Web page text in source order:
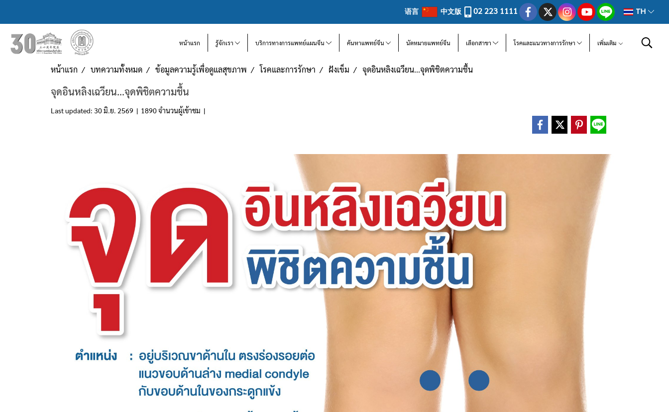
语言 中文版 02 223 1111 TH
หน้าแรก รู้จักเรา บริการทางการแพทย์แผนจีน ค้นหาแพทย์จีน นัดหมายแพทย์จีน เลือกสาขา โรคและแนวทางการรักษา เพิ่มเติม
หน้าแรก บทความทั้งหมด ข้อมูลความรู้เพื่อดูแลสุขภาพ โรคและการรักษา ฝังเข็ม จุดอินหลิงเฉวียน...จุดพิชิตความชื้น
จุดอินหลิงเฉวียน...จุดพิชิตความชื้น
Last updated: 30 มิ.ย. 2569 | 1890 จำนวนผู้เข้าชม |